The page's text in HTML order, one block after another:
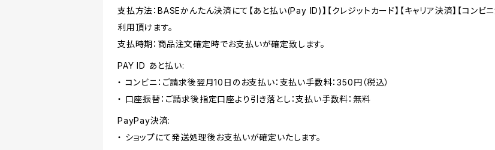
支払方法：BASEかんたん決済にて【あと払い(Pay ID)】【クレジットカード】【キャリア決済】【コン
利用頂けます。
支払時期：商品注文確定時でお支払いが確定致します。
PAY ID あと払い:
・ コンビニ：ご請求後翌月10日のお支払い：支払い手数料：350円（税込）
・ 口座振替：ご請求後指定口座より引き落とし：支払い手数料：無料
PayPay決済:
・ ショップにて発送処理後お支払いが確定いたします。